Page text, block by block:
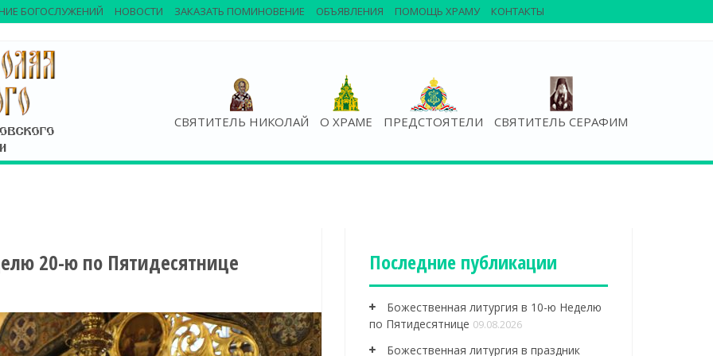
СВЯТИТЕЛЬ НИКОЛАЙ О ХРАМЕ ПРЕДСТОЯТЕЛИ СВЯТИТЕЛЬ СЕРАФИМ
БОГОСЛУЖЕНИЙ НОВОСТИ ЗАКАЗАТЬ ПОМИНОВЕНИЕ ОБЪЯВЛЕНИЯ ПОМОЩЬ ХРАМУ КОНТАКТЫ
20-ю по Пятидесятнице Последние публикации
Божественная литургия в 10-ю Неделю
по Пятидесятнице 09.08.2026
Божественная литургия в праздник